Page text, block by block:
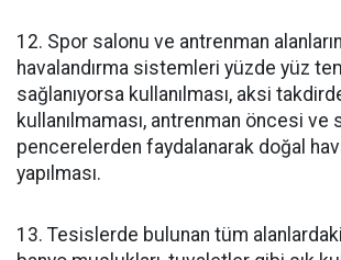
12. Spor salonu ve antrenman
havalandırma sistemleri yüzde yüz
sağlanıyorsa kullanılması, aksi
kullanılmaması, antrenman öncesi ve
pencerelerden faydalanarak doğal
yapılması.
13. Tesislerde bulunan tüm alanlardaki